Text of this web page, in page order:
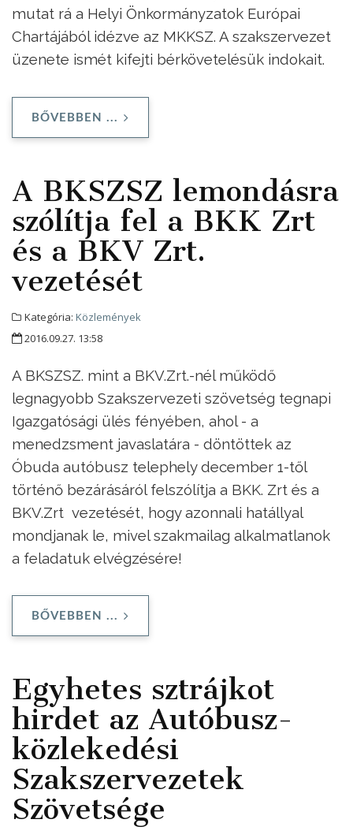
mutat rá a Helyi Önkormányzatok Európai
Chartájából idézve az MKKSZ. A szakszervezet
üzenete ismét kifejti bérkövetelésük indokait.
BŐVEBBEN ...
A BKSZSZ lemondásra
szólítja fel a BKK Zrt
és a BKV Zrt.
vezetését
Kategória: Közlemények
2016.09.27. 13:58
A BKSZSZ. mint a BKV.Zrt.-nél működő
legnagyobb Szakszervezeti szövetség tegnapi
Igazgatósági ülés fényében, ahol - a
menedzsment javaslatára - döntöttek az
Óbuda autóbusz telephely december 1-től
történő bezárásáról felszólítja a BKK. Zrt és a
BKV.Zrt vezetését, hogy azonnali hatállyal
mondjanak le, mivel szakmailag alkalmatlanok
a feladatuk elvégzésére!
BŐVEBBEN ...
Egyhetes sztrájkot
hirdet az Autóbusz-
közlekedési
Szakszervezetek
Szövetsége